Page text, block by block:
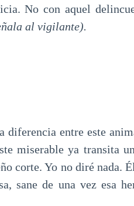
No con aquel
al vigilante).
entre este
miserable ya transita
corte. Yo no diré nada.
sane de una vez esa